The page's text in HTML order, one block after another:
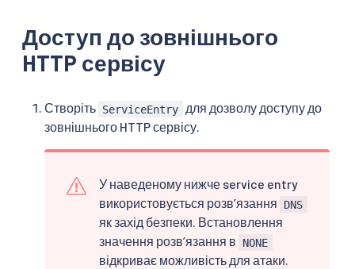
Доступ до зовнішнього
HTTP сервісу
Створіть ServiceEntry
для дозволу доступу до
зовнішнього HTTP сервісу.
У наведеному нижче service entry
використовується розвʼязання
DNS
як захід безпеки. Встановлення
значення розвʼязання в
NONE
відкриває можливість для атаки.